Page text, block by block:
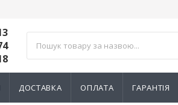
ДОСТАВКА ОПЛАТА ГАРАНТІЯ